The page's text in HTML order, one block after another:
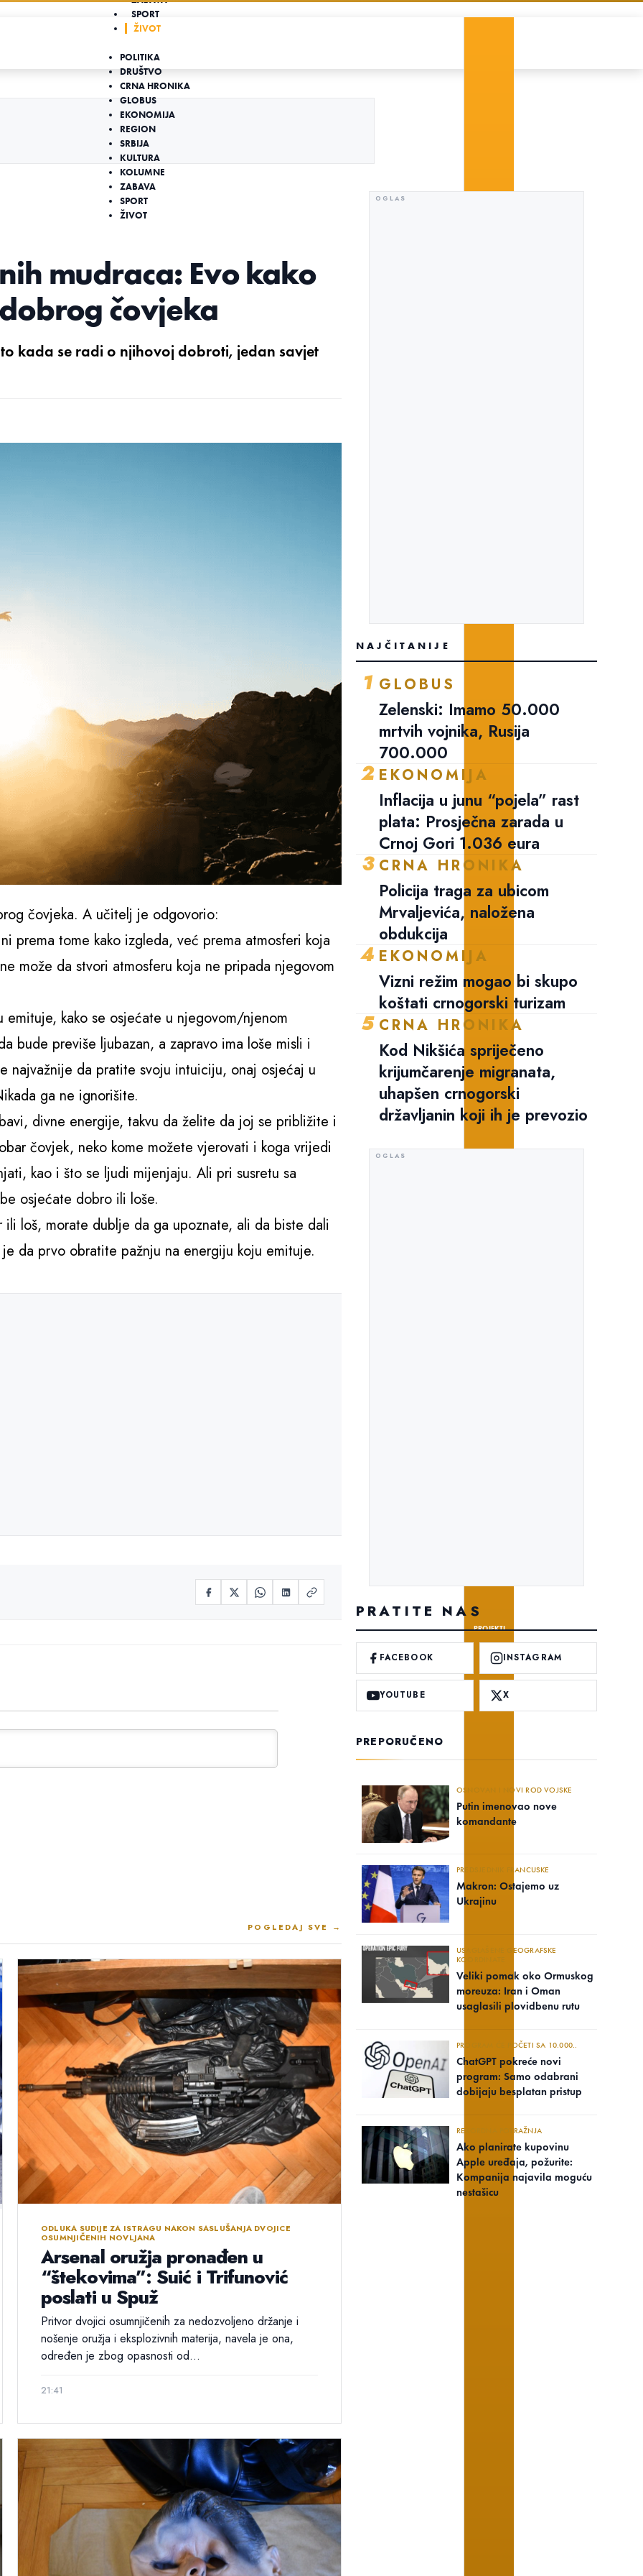
SPORT
ŽIVOT
POLITIKA
DRUŠTVO
CRNA HRONIKA
GLOBUS
EKONOMIJA
REGION
SRBIJA
KULTURA
KOLUMNE
ZABAVA
SPORT
ŽIVOT
PROJEKTI
mudraca: Evo kako
čovjeka
kada se radi o njihovoj dobroti, jedan savjet
čovjeka. A učitelj je odgovorio:
prema tome kako izgleda, već prema atmosferi koja
može da stvori atmosferu koja ne pripada njegovom
emituje, kako se osjećate u njegovom/njenom
bude previše ljubazan, a zapravo ima loše misli i
najvažnije da pratite svoju intuiciju, onaj osjećaj u
ga ne ignorišite.
divne energije, takvu da želite da joj se približite i
čovjek, neko kome možete vjerovati i koga vrijedi
kao i što se ljudi mijenjaju. Ali pri susretu sa
osjećate dobro ili loše.
ili loš, morate dublje da ga upoznate, ali da biste dali
da prvo obratite pažnju na energiju koju emituje.
POGLEDAJ SVE →
ODLUKA SUDIJE ZA ISTRAGU NAKON SASLUŠANJA DVOJICE
OSUMNJIČENIH NOVLJANA
Arsenal oružja pronađen u
“štekovima”: Suić i Trifunović
poslati u Spuž
Pritvor dvojici osumnjičenih za nedozvoljeno držanje i
nošenje oružja i eksplozivnih materija, navela je ona,
određen je zbog opasnosti od...
21:41
NAJČITANIJE
1 GLOBUS
Zelenski: Imamo 50.000
mrtvih vojnika, Rusija
700.000
2 EKONOMIJA
Inflacija u junu “pojela” rast
plata: Prosječna zarada u
Crnoj Gori 1.036 eura
3 CRNA HRONIKA
Policija traga za ubicom
Mrvaljevića, naložena
obdukcija
4 EKONOMIJA
Vizni režim mogao bi skupo
koštati crnogorski turizam
5 CRNA HRONIKA
Kod Nikšića spriječeno
krijumčarenje migranata,
uhapšen crnogorski
državljanin koji ih je prevozio
PRATITE NAS
FACEBOOK INSTAGRAM
YOUTUBE X
PREPORUČENO
OSNOVAN I NOVI ROD VOJSKE
Putin imenovao nove
komandante
PREDSJEDNIK FRANCUSKE
Makron: Ostajemo uz
Ukrajinu
USAGLAŠENE GEOGRAFSKE
KOORDINATE
Veliki pomak oko Ormuskog
moreuza: Iran i Oman
usaglasili plovidbenu rutu
PROGRAM ĆE POČETI SA 10.000..
ChatGPT pokreće novi
program: Samo odabrani
dobijaju besplatan pristup
REKORDNA POTRAŽNJA
Ako planirate kupovinu
Apple uređaja, požurite:
Kompanija najavila moguću
nestašicu